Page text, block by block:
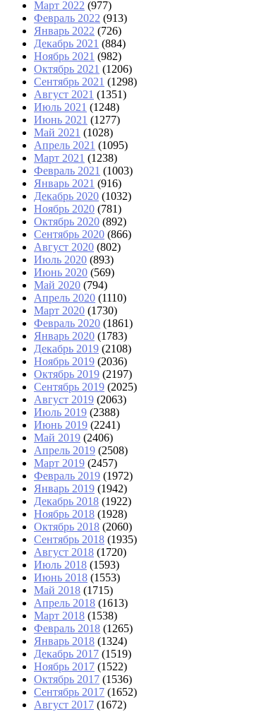
Март 2022 (977)
Февраль 2022 (913)
Январь 2022 (726)
Декабрь 2021 (884)
Ноябрь 2021 (982)
Октябрь 2021 (1206)
Сентябрь 2021 (1298)
Август 2021 (1351)
Июль 2021 (1248)
Июнь 2021 (1277)
Май 2021 (1028)
Апрель 2021 (1095)
Март 2021 (1238)
Февраль 2021 (1003)
Январь 2021 (916)
Декабрь 2020 (1032)
Ноябрь 2020 (781)
Октябрь 2020 (892)
Сентябрь 2020 (866)
Август 2020 (802)
Июль 2020 (893)
Июнь 2020 (569)
Май 2020 (794)
Апрель 2020 (1110)
Март 2020 (1730)
Февраль 2020 (1861)
Январь 2020 (1783)
Декабрь 2019 (2108)
Ноябрь 2019 (2036)
Октябрь 2019 (2197)
Сентябрь 2019 (2025)
Август 2019 (2063)
Июль 2019 (2388)
Июнь 2019 (2241)
Май 2019 (2406)
Апрель 2019 (2508)
Март 2019 (2457)
Февраль 2019 (1972)
Январь 2019 (1942)
Декабрь 2018 (1922)
Ноябрь 2018 (1928)
Октябрь 2018 (2060)
Сентябрь 2018 (1935)
Август 2018 (1720)
Июль 2018 (1593)
Июнь 2018 (1553)
Май 2018 (1715)
Апрель 2018 (1613)
Март 2018 (1538)
Февраль 2018 (1265)
Январь 2018 (1324)
Декабрь 2017 (1519)
Ноябрь 2017 (1522)
Октябрь 2017 (1536)
Сентябрь 2017 (1652)
Август 2017 (1672)